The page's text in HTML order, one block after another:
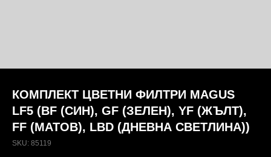
КОМПЛЕКТ ЦВЕТНИ ФИЛТРИ MAGUS
LF5 (BF (СИН), GF (ЗЕЛЕН), YF (ЖЪЛТ),
FF (МАТОВ), LBD (ДНЕВНА СВЕТЛИНА))
SKU: 85119